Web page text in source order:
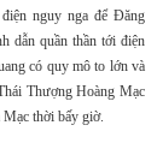
nguy nga để Đăng
dẫn quần thần tới điện
có quy mô to lớn và
Thượng Hoàng Mạc
Mạc thời bấy giờ.